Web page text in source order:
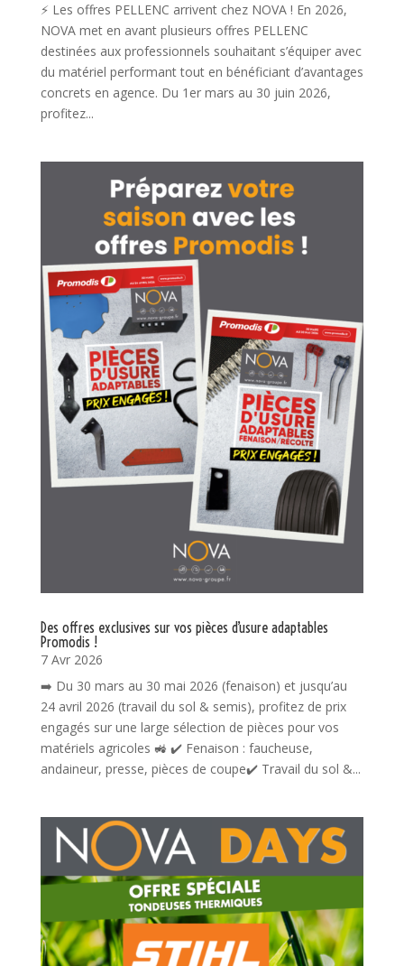
⚡ Les offres PELLENC arrivent chez NOVA ! En 2026,
NOVA met en avant plusieurs offres PELLENC
destinées aux professionnels souhaitant s’équiper avec
du matériel performant tout en bénéficiant d’avantages
concrets en agence. Du 1er mars au 30 juin 2026,
profitez...
Des offres exclusives sur vos pièces d’usure adaptables
Promodis !
7 Avr 2026
➡️ Du 30 mars au 30 mai 2026 (fenaison) et jusqu’au
24 avril 2026 (travail du sol & semis), profitez de prix
engagés sur une large sélection de pièces pour vos
matériels agricoles 🚜 ✔️ Fenaison : faucheuse,
andaineur, presse, pièces de coupe✔️ Travail du sol &...